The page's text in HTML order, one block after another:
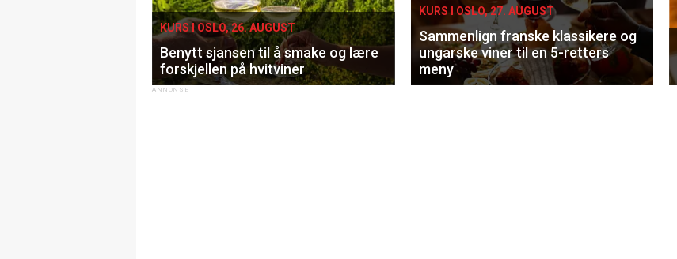
KURS I OSLO, 26. AUGUST
Benytt sjansen til å smake og lære
forskjellen på hvitviner
KURS I OSLO, 27. AUGUST
Sammenlign franske klassikere og
ungarske viner til en 5-retters
meny